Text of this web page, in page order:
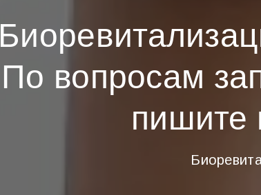
По вопросам
пишите